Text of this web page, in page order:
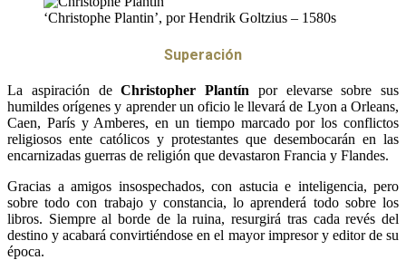
‘Christophe Plantin’, por Hendrik Goltzius – 1580s
Superación
La aspiración deChristopher Plantín por elevarse sobre sus
humildes orígenes y aprender un oficio le llevará de Lyon a Orleans,
Caen, París y Amberes, en un tiempo marcado por los conflictos
religiosos ente católicos y protestantes que desembocarán en las
encarnizadas guerras de religión que devastaron Francia y Flandes.
Gracias a amigos insospechados, con astucia e inteligencia, pero
sobre todo con trabajo y constancia, lo aprenderá todo sobre los
libros. Siempre al borde de la ruina, resurgirá tras cada revés del
destino y acabará convirtiéndose en el mayor impresor y editor de su
época.